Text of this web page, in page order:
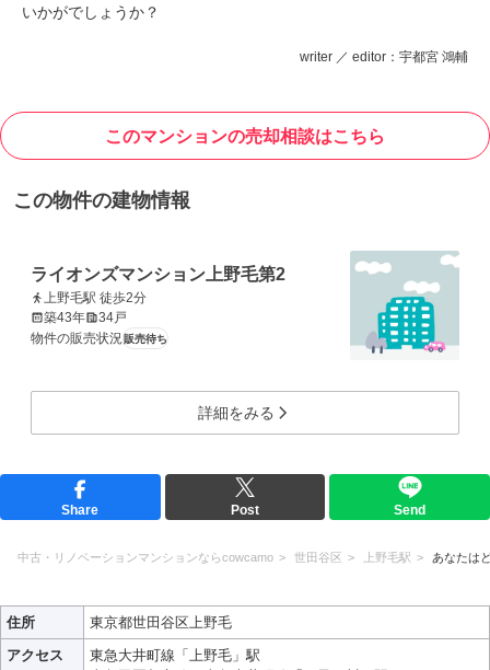
いかがでしょうか？
writer ／ editor：宇都宮 鴻輔
このマンションの売却相談はこちら
この物件の建物情報
ライオンズマンション上野毛第2
上野毛駅 徒歩2分
築43年
34戸
物件の販売状況販売待ち
詳細をみる
Share Post Send
中古・リノベーションマンションならcowcamo 世田谷区 上野毛駅 あなたは
住所
東京都世田谷区上野毛
アクセス
東急大井町線「上野毛」駅